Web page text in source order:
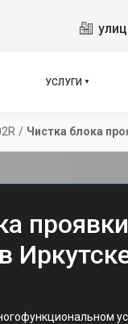
УСЛУГИ
/ Чистка блока